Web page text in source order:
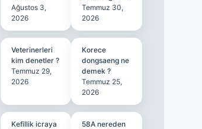
Ağustos 3,
2026
Temmuz 30,
2026
Veterinerleri
kim denetler ?
Temmuz 29,
2026
Korece
dongsaeng ne
demek ?
Temmuz 25,
2026
Kefillik icraya
58A nereden